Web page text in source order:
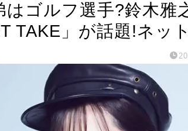
はゴルフ選手?鈴木雅
TAKE」が話題!ネッ